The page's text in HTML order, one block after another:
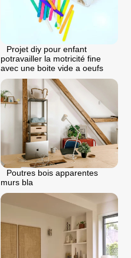
Projet diy pour enfant
potravailler la motricité fine
avec une boite vide a oeufs
Poutres bois apparentes
murs bla